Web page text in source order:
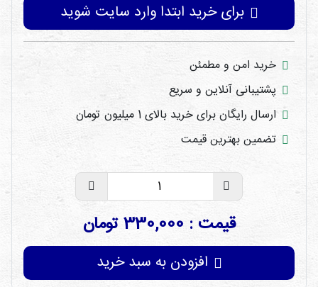
برای خرید ابتدا وارد سایت شوید
خرید امن و مطمئن
پشتیبانی آنلاین و سریع
ارسال رایگان برای خرید بالای 1 میلیون تومان
تضمین بهترین قیمت
قیمت : 330,000 تومان
افزودن به سبد خرید